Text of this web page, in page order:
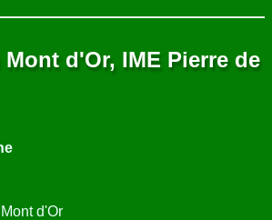
d'Or, IME Pierre de
d'Or